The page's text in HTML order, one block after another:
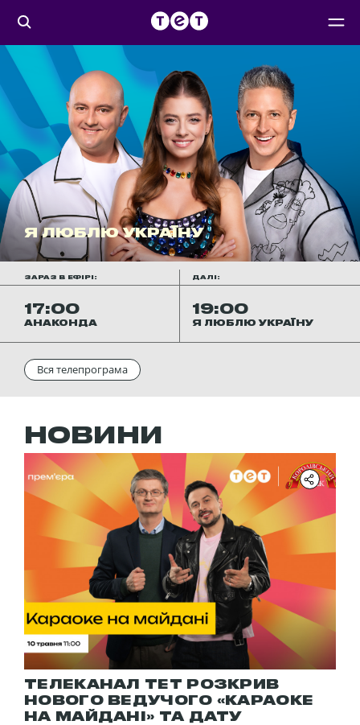
Я ЛЮБЛЮ УКРАЇНУ
ЗАРАЗ В ЕФІРІ: ДАЛІ:
17:00
АНАКОНДА
19:00
Я ЛЮБЛЮ УКРАЇНУ
Вся телепрограма
НОВИНИ
ТЕЛЕКАНАЛ ТЕТ РОЗКРИВ
НОВОГО ВЕДУЧОГО «КАРАОКЕ
НА МАЙДАНІ» ТА ДАТУ